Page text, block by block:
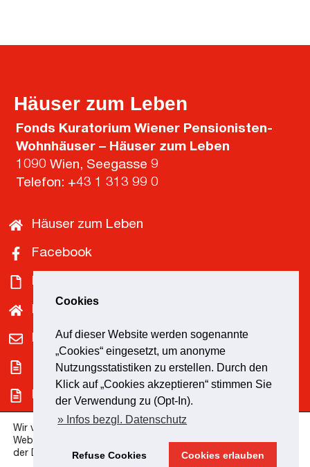
Cookies
Auf dieser Website werden sogenannte
„Cookies“ eingesetzt, um anonyme
Nutzungsstatistiken zu erstellen. Durch den
Klick auf „Cookies akzeptieren“ stimmen Sie
der Verwendung zu (Opt-In).
» Infos bezgl. Datenschutz
Refuse Cookies Cookies erlauben
Häuser zum Leben
Fonds Kuratorium Wiener Pensionisten-
Wohnhäuser – Häuser zum Leben
1090 Wien, Seegasse 9
Telefon: +43 1 313 99 0
Häuser zum Leben
Facebook
Downloads
Pensionist*innenklubs
Kontakt
Impressum
Datenschutz
Barrierefreiheit
Wir verwenden Cookies, um die einwandfreie Funktion unserer
Website zu gewährleisten. Mehr Informationen finden Sie in
der Datenschutzerklärung.